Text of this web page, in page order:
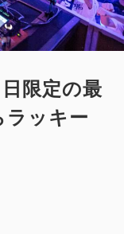
限定の最
ラッキー